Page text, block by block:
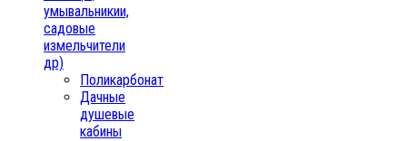
умывальникии,
садовые
измельчители
др)
Поликарбонат
Дачные
душевые
кабины